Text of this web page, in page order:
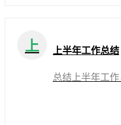
上 上半年工作总结
总结上半年工